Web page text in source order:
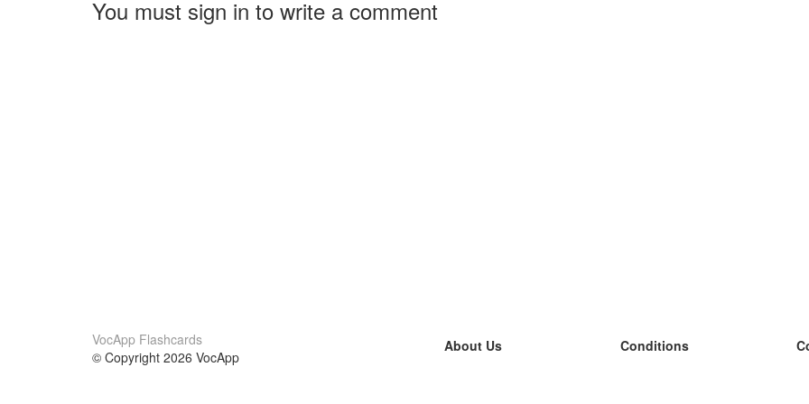
You must sign in to write a comment
VocApp Flashcards
© Copyright 2026 VocApp
About Us
Conditions